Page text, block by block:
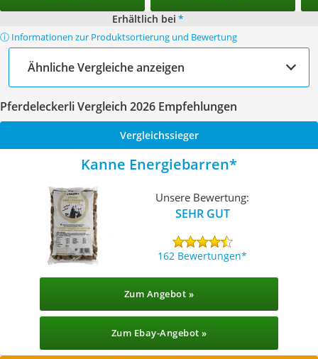
Erhältlich bei *
ⓘ Informationen zur Produktsortierung und Bewertung
Ähnliche Vergleiche anzeigen
Pferdeleckerli Vergleich 2026 Empfehlungen
Vergleichssieger
Kanne Energiebarren
Unsere Bewertung:
SEHR GUT
162 Bewertungen
Zum Angebot »
Zum Ebay-Angebot »